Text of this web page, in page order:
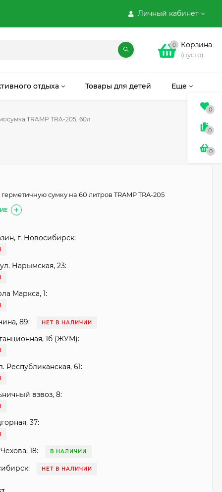
Личный кабинет
0 Корзина
(пусто)
отдыха Товары для детей Еще
TRAMP TRA-205, 60л
сумку на 60 литров TRAMP TRA-205
г. Новосибирск:
Нарымская, 23:
Маркса, 1:
89: НЕТ В НАЛИЧИИ
1б (ЖУМ):
Республиканская, 61:
взвоз, 8:
37:
18: В НАЛИЧИИ
НЕТ В НАЛИЧИИ
0
0
0